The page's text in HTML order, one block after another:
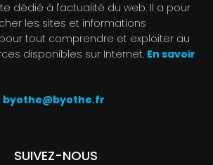
dédié à l'actualité du web. Il a pour
les sites et informations
tout comprendre et exploiter au
disponibles sur Internet. En savoir
byothe@byothe.fr
SUIVEZ-NOUS